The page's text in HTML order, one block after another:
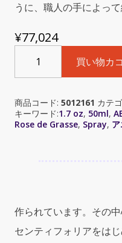
うに、職人の手によっ
¥77,024
Lauder
AERIN
de
Grasse
(ア
ズ
デ
買い物カ
商品コード: 5012161 カテ
キーワード:1.7 oz, 50ml,
Rose de Grasse, Spray,
作られています。その
センティフォリアをは